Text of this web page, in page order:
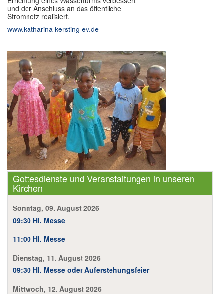
und der Anschluss an das öffentliche
Stromnetz realisiert.
www.katharina-kersting-ev.de
Gottesdienste und Veranstaltungen in unseren
Kirchen
Sonntag, 09. August 2026
09:30 Hl. Messe
11:00 Hl. Messe
Dienstag, 11. August 2026
09:30 Hl. Messe oder Auferstehungsfeier
Mittwoch, 12. August 2026